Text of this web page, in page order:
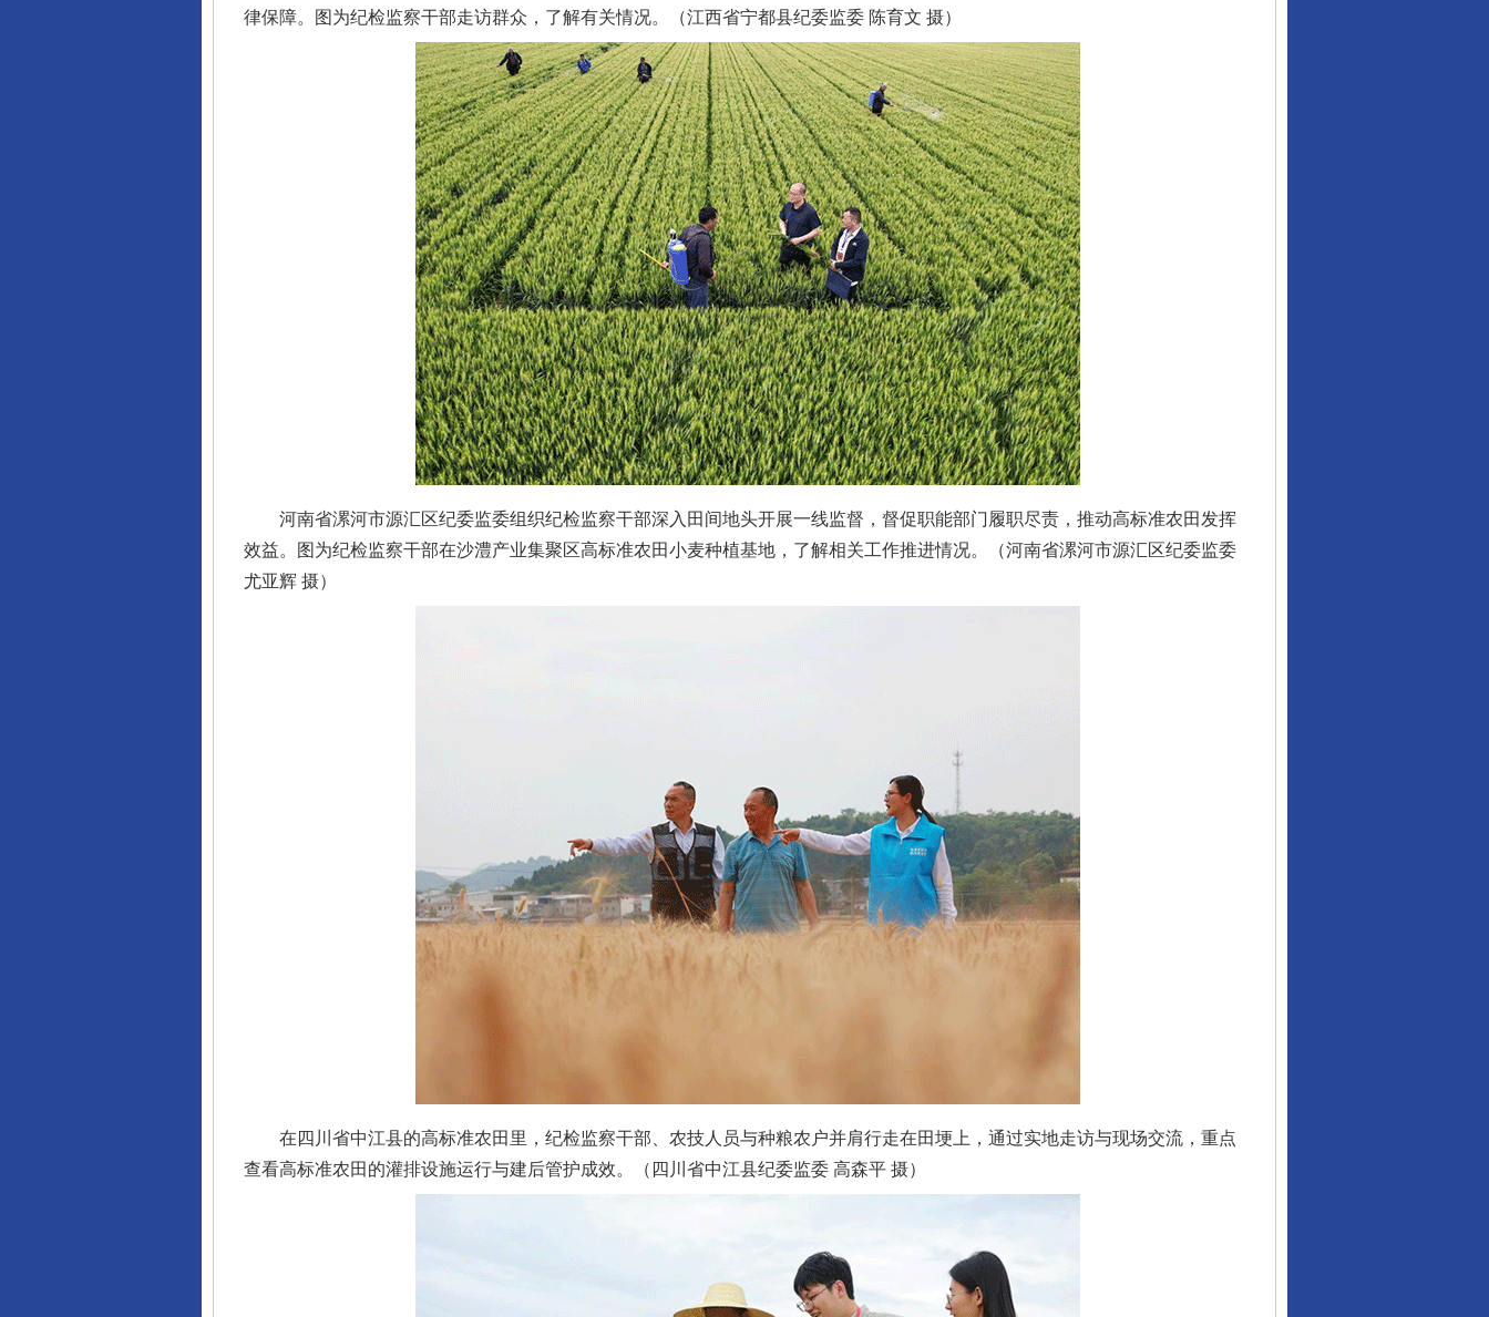
律保障。图为纪检监察干部走访群众，了解有关情况。（江西省宁都县纪委监委 陈育文 摄）
河南省漯河市源汇区纪委监委组织纪检监察干部深入田间地头开展一线监督，督促职能部门履职尽责，推动高标准农田发挥
效益。图为纪检监察干部在沙澧产业集聚区高标准农田小麦种植基地，了解相关工作推进情况。（河南省漯河市源汇区纪委监委
尤亚辉 摄）
在四川省中江县的高标准农田里，纪检监察干部、农技人员与种粮农户并肩行走在田埂上，通过实地走访与现场交流，重点
查看高标准农田的灌排设施运行与建后管护成效。（四川省中江县纪委监委 高森平 摄）